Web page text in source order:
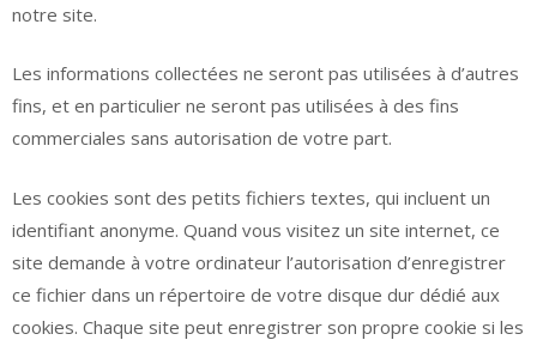
notre site.
Les informations collectées ne seront pas utilisées à d’autres
fins, et en particulier ne seront pas utilisées à des fins
commerciales sans autorisation de votre part.
Les cookies sont des petits fichiers textes, qui incluent un
identifiant anonyme. Quand vous visitez un site internet, ce
site demande à votre ordinateur l’autorisation d’enregistrer
ce fichier dans un répertoire de votre disque dur dédié aux
cookies. Chaque site peut enregistrer son propre cookie si les